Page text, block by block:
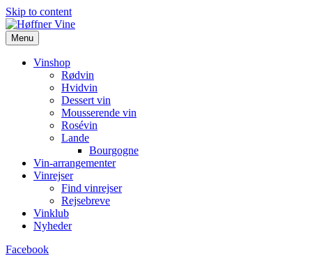
Skip to content
Menu
Vinshop
Rødvin
Hvidvin
Dessert vin
Mousserende vin
Rosévin
Lande
Bourgogne
Vin-arrangementer
Vinrejser
Find vinrejser
Rejsebreve
Vinklub
Nyheder
Facebook